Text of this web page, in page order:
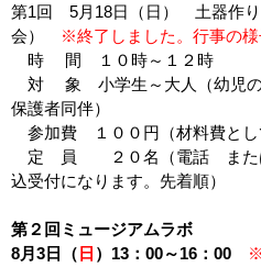
第1回 5月18日（日） 土器作
会）
※終了しました。行事の様
時 間 １０時～１２時
対 象 小学生～大人（幼児の
保護者同伴）
参加費 １００円（材料費とし
定 員 ２０名（電話 または
込受付になります。先着順）
第２回ミュージアムラボ
8月3日（ 日 ）13：00～16：00